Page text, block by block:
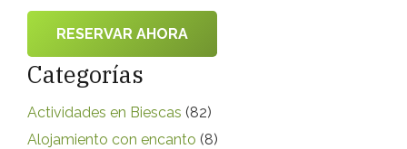
RESERVAR AHORA
Categorías
Actividades en Biescas (82)
Alojamiento con encanto (8)